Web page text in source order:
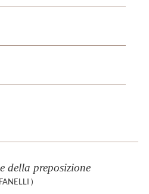
della preposizione
)